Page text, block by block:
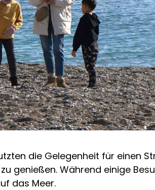
die Gelegenheit für einen
zu genießen. Während einige
das Meer.